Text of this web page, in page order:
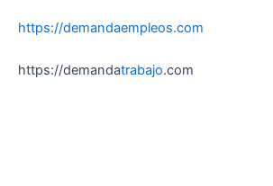
https://demandaempleos.com
https://demandatrabajo.com